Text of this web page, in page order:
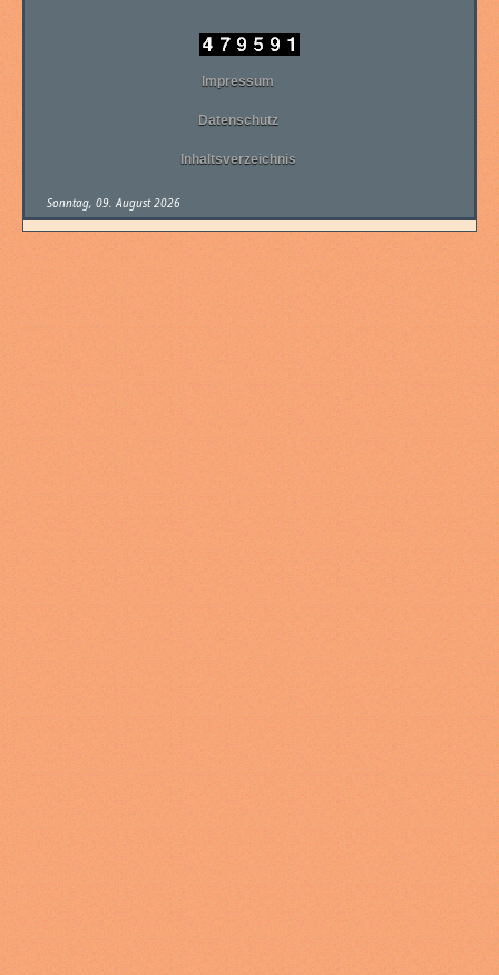
Impressum
Datenschutz
Inhaltsverzeichnis
Sonntag, 09. August 2026